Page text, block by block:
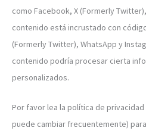
como Facebook, X (Formerly
contenido está incrustado con
(Formerly Twitter), WhatsApp y
contenido podría procesar cierta
personalizados.
Por favor lea la política de
puede cambiar frecuentemente)